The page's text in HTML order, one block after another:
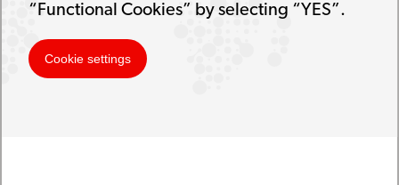
“Functional Cookies” by selecting “YES”.
Cookie settings